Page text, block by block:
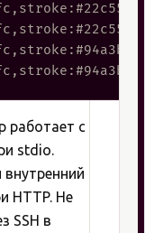
работает с
stdio.
внутренний
HTTP. Не
SSH в